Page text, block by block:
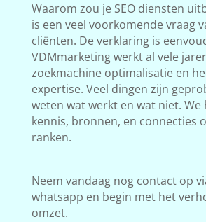
Waarom zou je SEO diensten
is een veel voorkomende vraag
cliënten. De verklaring is
VDMmarketing werkt al vele
zoekmachine optimalisatie en
expertise. Veel dingen zijn
weten wat werkt en wat niet. We
kennis, bronnen, en connecties
ranken.
Neem vandaag nog contact op
whatsapp en begin met het
omzet.